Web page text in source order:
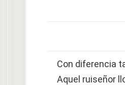
Con diferencia
Aquel ruiseñor